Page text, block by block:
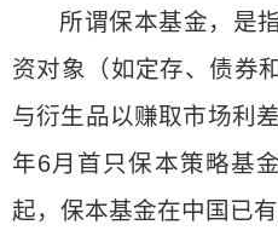
所谓保本基金，是
资对象（如定存、债券
与衍生品以赚取市场利
年6月首只保本策略基
起，保本基金在中国已